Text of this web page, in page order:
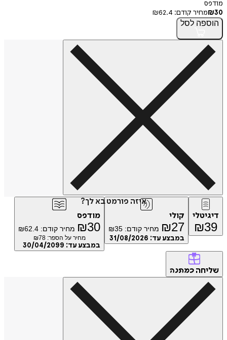
מודפס
₪30 מחיר קודם: ₪62.4
הוספה לסל
איזה פורמט בא לך?
דיגיטלי
₪39
קולי
₪27 מחיר קודם: ₪35
במבצע עד: 31/08/2026
מודפס
₪30 מחיר קודם: ₪62.4
מחיר על הספר: ₪78
במבצע עד: 30/04/2099
שליחה כמתנה